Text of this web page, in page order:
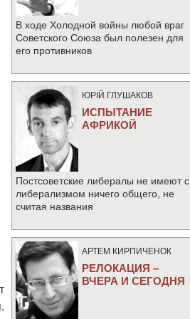
В ходе Холодной войны любой враг
Советского Союза был полезен для
его противников
ЮРIЙ ГЛУШАКОВ
ИСПЫТАНИЕ
АФРИКОЙ
Постсоветские либералы не имеют с
либерализмом ничего общего, не
считая названия
АРТЕМ КИРПИЧЕНОК
РЕЛОКАЦИЯ –
ВЧЕРА И СЕГОДНЯ